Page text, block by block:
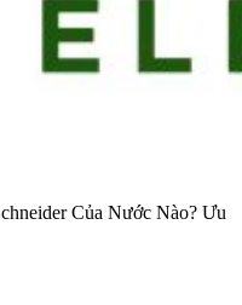
Của Nước Nào? Ưu